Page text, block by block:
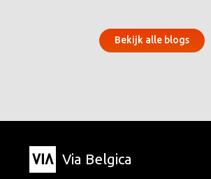
Bekijk alle blogs
Via Belgica